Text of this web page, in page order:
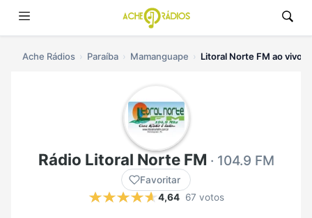
Ache Rádios Paraíba Mamanguape Litoral Norte FM ao vivo
Rádio Litoral Norte FM · 104.9 FM
Favoritar
4,64 67 votos